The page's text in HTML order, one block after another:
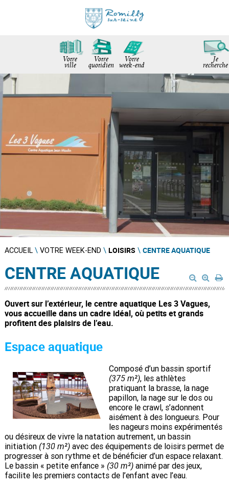
Je
recherche
Votre
ville
Votre
quotidien
Votre
week-end
ACCUEIL\ VOTRE WEEK-END \ LOISIRS \ CENTRE AQUATIQUE
CENTRE AQUATIQUE
Ouvert sur l’extérieur, le centre aquatique Les 3 Vagues,
vous accueille dans un cadre idéal, où petits et grands
profitent des plaisirs de l’eau.
Espace aquatique
Composé d’un bassin sportif
(375 m²), les athlètes
pratiquant la brasse, la nage
papillon, la nage sur le dos ou
encore le crawl, s’adonnent
aisément à des longueurs. Pour
les nageurs moins expérimentés
ou désireux de vivre la natation autrement, un bassin
initiation (130 m²) avec des équipements de loisirs permet de
progresser à son rythme et de bénéficier d’un espace relaxant.
Le bassin « petite enfance » (30 m²)animé par des jeux,
facilite les premiers contacts de l’enfant avec l’eau.